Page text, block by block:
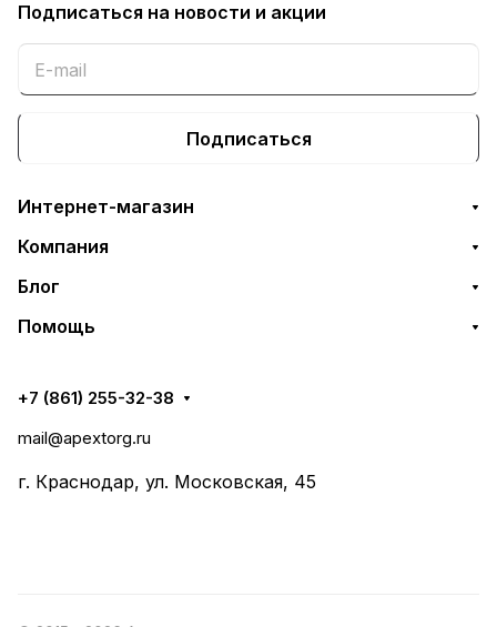
Подписаться на новости и акции
Подписаться
Интернет-магазин
Компания
Блог
Помощь
+7 (861) 255-32-38
mail@apextorg.ru
г. Краснодар, ул. Московская, 45